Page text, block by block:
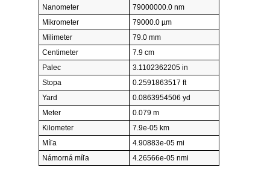
Nanometer
79000000.0 nm
Mikrometer
79000.0 µm
Milimeter
79.0 mm
Centimeter
7.9 cm
Palec
3.1102362205 in
Stopa
0.2591863517 ft
Yard
0.0863954506 yd
Meter
0.079 m
Kilometer
7.9e-05 km
Míľa
4.90883e-05 mi
Námorná míľa
4.26566e-05 nmi